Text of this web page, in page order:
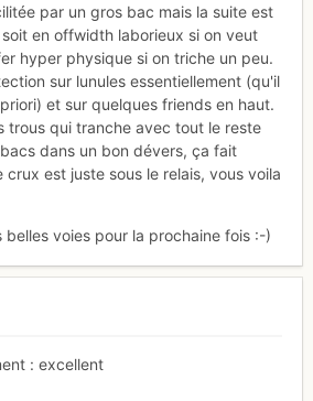
par un gros bac mais la suite est
en offwidth laborieux si on veut
hyper physique si on triche un peu.
sur lunules essentiellement (qu'il
et sur quelques friends en haut.
trous qui tranche avec tout le reste
dans un bon dévers, ça fait
crux est juste sous le relais, vous voila
belles voies pour la prochaine fois :-)
excellent